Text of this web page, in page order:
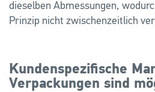
dieselben Abmessungen,
Prinzip nicht zwischenzeitlich
Kundenspezifische
Verpackungen sind